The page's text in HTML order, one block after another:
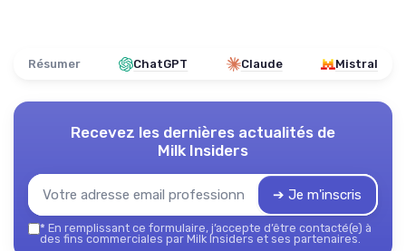
Résumer ChatGPT Claude Mistral
Recevez les dernières actualités de
Milk Insiders
➔ Je m'inscris
* En remplissant ce formulaire, j’accepte d’être contacté(e) à
des fins commerciales par Milk Insiders et ses partenaires.